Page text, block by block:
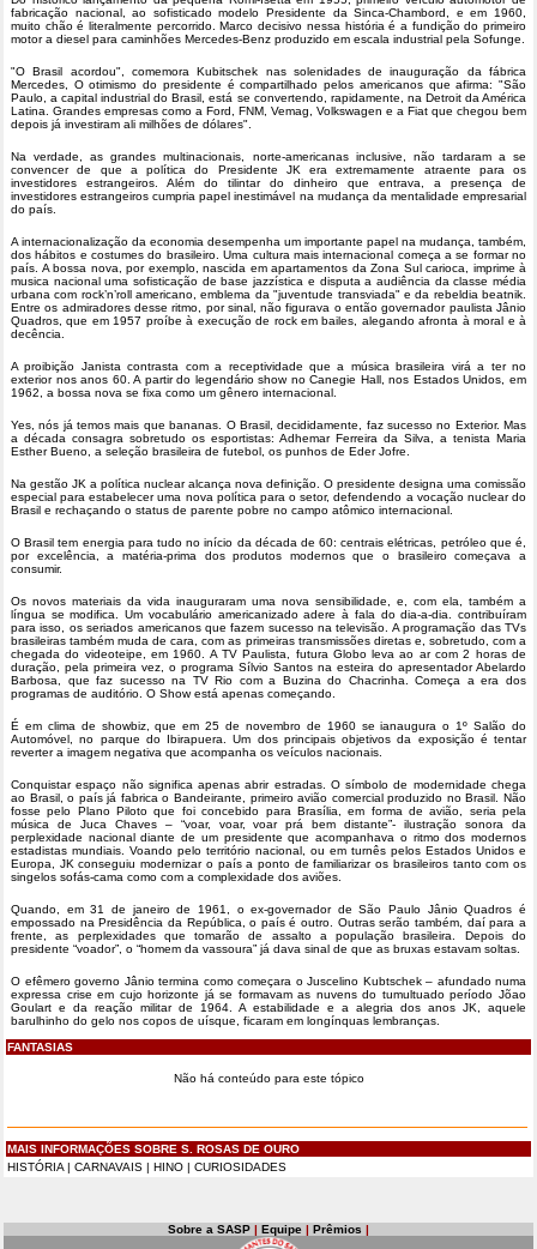
fabricação nacional, ao sofisticado modelo Presidente da Sinca-Chambord, e em 1960,
muito chão é literalmente percorrido. Marco decisivo nessa história é a fundição do primeiro
motor a diesel para caminhões Mercedes-Benz produzido em escala industrial pela Sofunge.
"O Brasil acordou", comemora Kubitschek nas solenidades de inauguração da fábrica
Mercedes, O otimismo do presidente é compartilhado pelos americanos que afirma: "São
Paulo, a capital industrial do Brasil, está se convertendo, rapidamente, na Detroit da América
Latina. Grandes empresas como a Ford, FNM, Vemag, Volkswagen e a Fiat que chegou bem
depois já investiram ali milhões de dólares".
Na verdade, as grandes multinacionais, norte-americanas inclusive, não tardaram a se
convencer de que a política do Presidente JK era extremamente atraente para os
investidores estrangeiros. Além do tilintar do dinheiro que entrava, a presença de
investidores estrangeiros cumpria papel inestimável na mudança da mentalidade empresarial
do país.
A internacionalização da economia desempenha um importante papel na mudança, também,
dos hábitos e costumes do brasileiro. Uma cultura mais internacional começa a se formar no
país. A bossa nova, por exemplo, nascida em apartamentos da Zona Sul carioca, imprime à
musica nacional uma sofisticação de base jazzística e disputa a audiência da classe média
urbana com rock’n’roll americano, emblema da "juventude transviada" e da rebeldia beatnik.
Entre os admiradores desse ritmo, por sinal, não figurava o então governador paulista Jânio
Quadros, que em 1957 proíbe à execução de rock em bailes, alegando afronta à moral e à
decência.
A proibição Janista contrasta com a receptividade que a música brasileira virá a ter no
exterior nos anos 60. A partir do legendário show no Canegie Hall, nos Estados Unidos, em
1962, a bossa nova se fixa como um gênero internacional.
Yes, nós já temos mais que bananas. O Brasil, decididamente, faz sucesso no Exterior. Mas
a década consagra sobretudo os esportistas: Adhemar Ferreira da Silva, a tenista Maria
Esther Bueno, a seleção brasileira de futebol, os punhos de Eder Jofre.
Na gestão JK a política nuclear alcança nova definição. O presidente designa uma comissão
especial para estabelecer uma nova política para o setor, defendendo a vocação nuclear do
Brasil e rechaçando o status de parente pobre no campo atômico internacional.
O Brasil tem energia para tudo no início da década de 60: centrais elétricas, petróleo que é,
por excelência, a matéria-prima dos produtos modernos que o brasileiro começava a
consumir.
Os novos materiais da vida inauguraram uma nova sensibilidade, e, com ela, também a
língua se modifica. Um vocabulário americanizado adere à fala do dia-a-dia. contribuíram
para isso, os seriados americanos que fazem sucesso na televisão. A programação das TVs
brasileiras também muda de cara, com as primeiras transmissões diretas e, sobretudo, com a
chegada do videoteipe, em 1960. A TV Paulista, futura Globo leva ao ar com 2 horas de
duração, pela primeira vez, o programa Sílvio Santos na esteira do apresentador Abelardo
Barbosa, que faz sucesso na TV Rio com a Buzina do Chacrinha. Começa a era dos
programas de auditório. O Show está apenas começando.
É em clima de showbiz, que em 25 de novembro de 1960 se ianaugura o 1º Salão do
Automóvel, no parque do Ibirapuera. Um dos principais objetivos da exposição é tentar
reverter a imagem negativa que acompanha os veículos nacionais.
Conquistar espaço não significa apenas abrir estradas. O símbolo de modernidade chega
ao Brasil, o país já fabrica o Bandeirante, primeiro avião comercial produzido no Brasil. Não
fosse pelo Plano Piloto que foi concebido para Brasília, em forma de avião, seria pela
música de Juca Chaves – “voar, voar, voar prá bem distante”- ilustração sonora da
perplexidade nacional diante de um presidente que acompanhava o ritmo dos modernos
estadistas mundiais. Voando pelo território nacional, ou em turnês pelos Estados Unidos e
Europa, JK conseguiu modernizar o país a ponto de familiarizar os brasileiros tanto com os
singelos sofás-cama como com a complexidade dos aviões.
Quando, em 31 de janeiro de 1961, o ex-governador de São Paulo Jânio Quadros é
empossado na Presidência da República, o país é outro. Outras serão também, daí para a
frente, as perplexidades que tomarão de assalto a população brasileira. Depois do
presidente “voador”, o “homem da vassoura” já dava sinal de que as bruxas estavam soltas.
O efêmero governo Jânio termina como começara o Juscelino Kubtschek – afundado numa
expressa crise em cujo horizonte já se formavam as nuvens do tumultuado período Jõao
Goulart e da reação militar de 1964. A estabilidade e a alegria dos anos JK, aquele
barulhinho do gelo nos copos de uísque, ficaram em longínquas lembranças.
FANTASIAS
Não há conteúdo para este tópico
MAIS INFORMAÇÕES SOBRE S. ROSAS DE OURO
HISTÓRIA | CARNAVAIS | HINO | CURIOSIDADES
Sobre a SASP | Equipe | Prêmios |